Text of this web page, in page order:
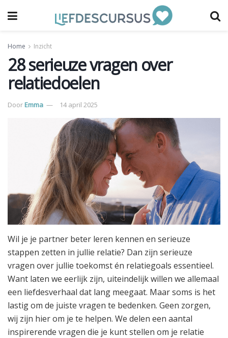
Home Inzicht
28 serieuze vragen over
relatiedoelen
DoorEmma 14 april 2025
Wil je je partner beter leren kennen en serieuze
stappen zetten in jullie relatie? Dan zijn serieuze
vragen over jullie toekomst én relatiegoals essentieel.
Want laten we eerlijk zijn, uiteindelijk willen we allemaal
een liefdesverhaal dat lang meegaat. Maar soms is het
lastig om de juiste vragen te bedenken. Geen zorgen,
wij zijn hier om je te helpen. We delen een aantal
inspirerende vragen die je kunt stellen om je relatie